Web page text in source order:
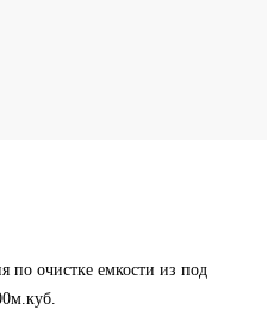
по очистке емкости из под